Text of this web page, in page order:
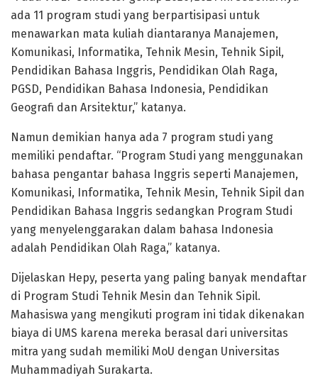
ada 11 program studi yang berpartisipasi untuk
menawarkan mata kuliah diantaranya Manajemen,
Komunikasi, Informatika, Tehnik Mesin, Tehnik Sipil,
Pendidikan Bahasa Inggris, Pendidikan Olah Raga,
PGSD, Pendidikan Bahasa Indonesia, Pendidikan
Geografi dan Arsitektur,” katanya.
Namun demikian hanya ada 7 program studi yang
memiliki pendaftar. “Program Studi yang menggunakan
bahasa pengantar bahasa Inggris seperti Manajemen,
Komunikasi, Informatika, Tehnik Mesin, Tehnik Sipil dan
Pendidikan Bahasa Inggris sedangkan Program Studi
yang menyelenggarakan dalam bahasa Indonesia
adalah Pendidikan Olah Raga,” katanya.
Dijelaskan Hepy, peserta yang paling banyak mendaftar
di Program Studi Tehnik Mesin dan Tehnik Sipil.
Mahasiswa yang mengikuti program ini tidak dikenakan
biaya di UMS karena mereka berasal dari universitas
mitra yang sudah memiliki MoU dengan Universitas
Muhammadiyah Surakarta.